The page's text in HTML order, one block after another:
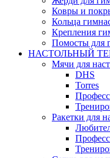
Ковры и
Кольца
Крепления
Помосты для
НАСТОЛЬНЫЙ
Мячи для
DHS
Torres
Ракетки для